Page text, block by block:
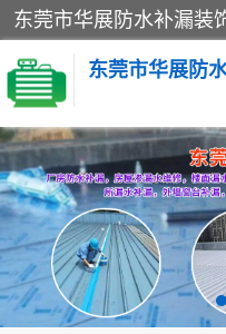
楼面防水补漏
阳台卫生间防水补漏
金属房搭建及补漏